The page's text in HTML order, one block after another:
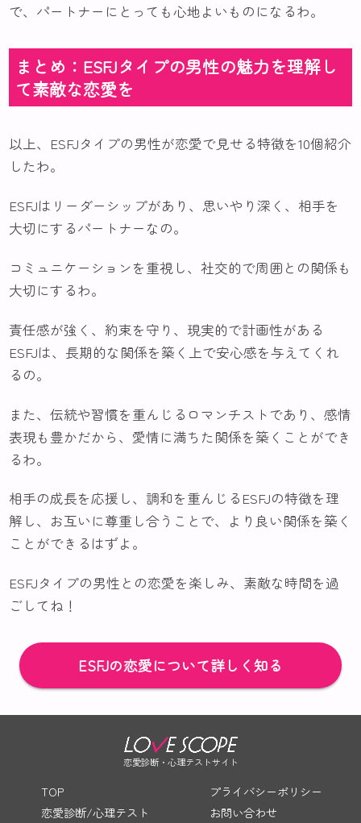
で、パートナーにとっても心地よいものになるわ。
まとめ：ESFJタイプの男性の魅力を理解し
て素敵な恋愛を
以上、ESFJタイプの男性が恋愛で見せる特徴を10個紹介
したわ。
ESFJはリーダーシップがあり、思いやり深く、相手を
大切にするパートナーなの。
コミュニケーションを重視し、社交的で周囲との関係も
大切にするわ。
責任感が強く、約束を守り、現実的で計画性がある
ESFJは、長期的な関係を築く上で安心感を与えてくれ
るの。
また、伝統や習慣を重んじるロマンチストであり、感情
表現も豊かだから、愛情に満ちた関係を築くことができ
るわ。
相手の成長を応援し、調和を重んじるESFJの特徴を理
解し、お互いに尊重し合うことで、より良い関係を築く
ことができるはずよ。
ESFJタイプの男性との恋愛を楽しみ、素敵な時間を過
ごしてね！
ESFJの恋愛について詳しく知る
恋愛診断・心理テストサイト
TOP
恋愛診断/心理テスト
プライバシーポリシー
お問い合わせ